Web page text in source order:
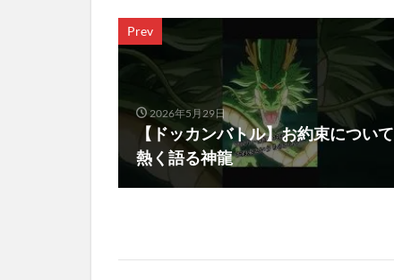
Prev
2026年5月29日
【ドッカンバトル】お約束について
熱く語る神龍